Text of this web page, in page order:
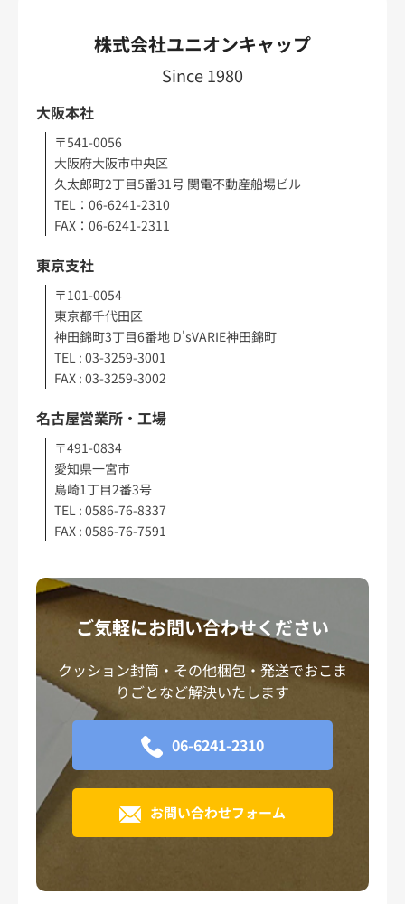
株式会社ユニオンキャップ
Since 1980
大阪本社
〒541-0056
大阪府大阪市中央区
久太郎町2丁目5番31号 関電不動産船場ビル
TEL：06-6241-2310
FAX：06-6241-2311
東京支社
〒101-0054
東京都千代田区
神田錦町3丁目6番地 D'sVARIE神田錦町
TEL : 03-3259-3001
FAX : 03-3259-3002
名古屋営業所・工場
〒491-0834
愛知県一宮市
島崎1丁目2番3号
TEL : 0586-76-8337
FAX : 0586-76-7591
ご気軽にお問い合わせください
クッション封筒・その他梱包・発送でおこま
りごとなど解決いたします
06-6241-2310
お問い合わせフォーム